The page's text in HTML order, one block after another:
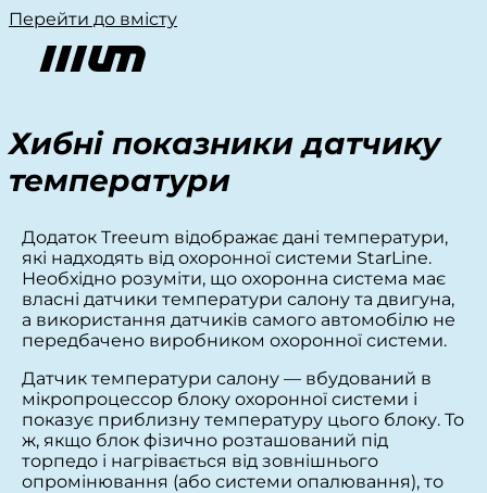
Перейти до вмісту
Хибні показники датчику
температури
Додаток Treeum відображає дані температури,
які надходять від охоронної системи StarLine.
Необхідно розуміти, що охоронна система має
власні датчики температури салону та двигуна,
а використання датчиків самого автомобілю не
передбачено виробником охоронної системи.
Датчик температури салону — вбудований в
мікропроцессор блоку охоронної системи і
показує приблизну температуру цього блоку. То
ж, якщо блок фізично розташований під
торпедо і нагрівається від зовнішнього
опромінювання (або системи опалювання), то